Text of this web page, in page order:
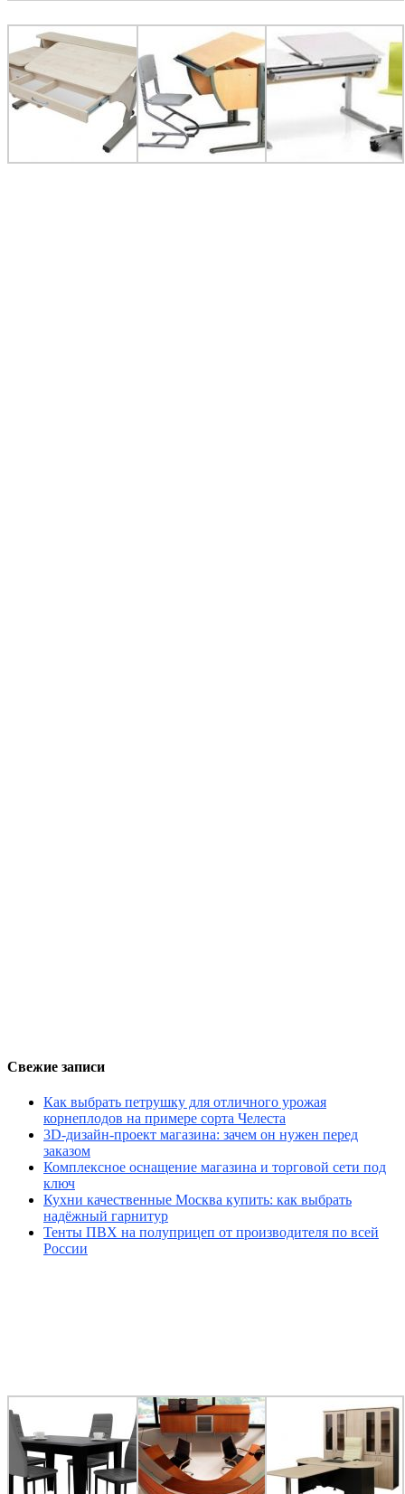
Свежие записи
Как выбрать петрушку для отличного урожая
корнеплодов на примере сорта Челеста
3D-дизайн-проект магазина: зачем он нужен перед
заказом
Комплексное оснащение магазина и торговой сети под
ключ
Кухни качественные Москва купить: как выбрать
надёжный гарнитур
Тенты ПВХ на полуприцеп от производителя по всей
России